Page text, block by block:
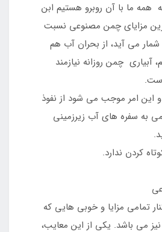
همه ما با آن روبرو هستیم ابن
مزایای چمن مصنوعی نسبت
می آید، از بحران آب هم
چمن روزانه نیازمند
و این امر موجب می شود از نفوذ
به سفره های آب زیرزمینی
کردن ندارد.
تمامی مزایا و خوبی هایی که
نیز می باشد. یکی از این معایب،